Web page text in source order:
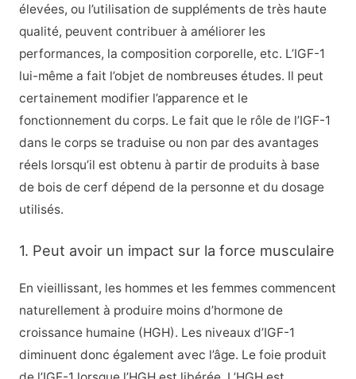
élevées, ou l’utilisation de suppléments de très haute
qualité, peuvent contribuer à améliorer les
performances, la composition corporelle, etc. L’IGF-1
lui-même a fait l’objet de nombreuses études. Il peut
certainement modifier l’apparence et le
fonctionnement du corps. Le fait que le rôle de l’IGF-1
dans le corps se traduise ou non par des avantages
réels lorsqu’il est obtenu à partir de produits à base
de bois de cerf dépend de la personne et du dosage
utilisés.
1. Peut avoir un impact sur la force musculaire
En vieillissant, les hommes et les femmes commencent
naturellement à produire moins d’hormone de
croissance humaine (HGH). Les niveaux d’IGF-1
diminuent donc également avec l’âge. Le foie produit